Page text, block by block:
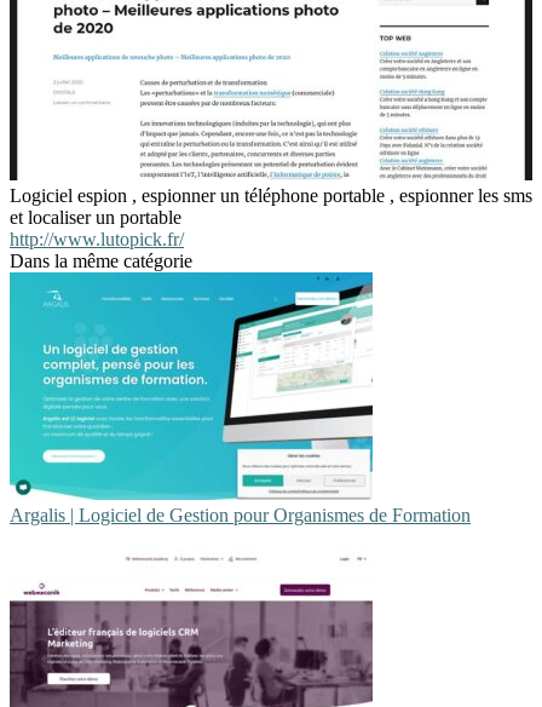
Logiciel espion , espionner un téléphone portable , espionner les sms
et localiser un portable
http://www.lutopick.fr/
Dans la même catégorie
Argalis | Logiciel de Gestion pour Organismes de Formation